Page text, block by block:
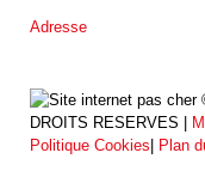
Adresse
DROITS RESERVES |
Politique Cookies
Plan